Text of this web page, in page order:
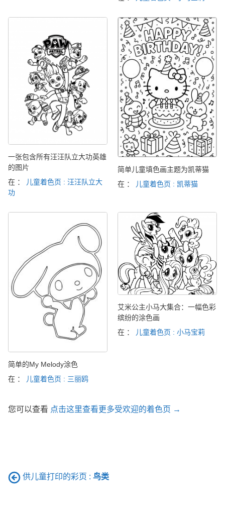
一张包含所有汪汪队立大功英雄
的图片
在 ：
儿童着色页 : 汪汪队立大
功
简单儿童填色画主题为凯蒂猫
在 ：
儿童着色页 : 凯蒂猫
简单的My Melody涂色
在 ：
儿童着色页 : 三丽鸥
艾米公主小马大集合：一幅色彩
缤纷的涂色画
在 ：
儿童着色页 : 小马宝莉
您可以查看 点击这里查看更多受欢迎的着色页 →
供儿童打印的彩页 : 鸟类